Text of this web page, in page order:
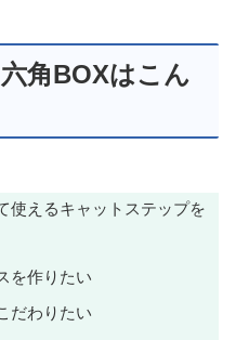
角BOXはこん
使えるキャットステップを
を作りたい
だわりたい